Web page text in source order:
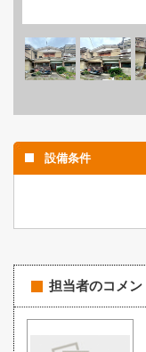
設備条件
担当者のコメン